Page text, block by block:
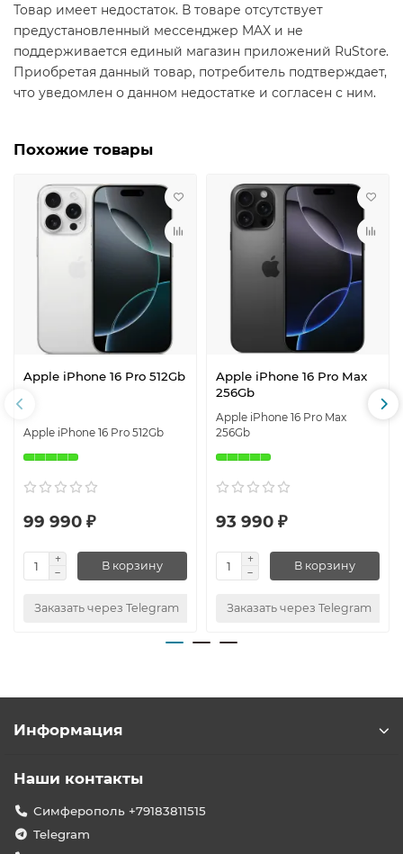
Товар имеет недостаток. В товаре отсутствует
предустановленный мессенджер MAX и не
поддерживается единый магазин приложений RuStore.
Приобретая данный товар, потребитель подтверждает,
что уведомлен о данном недостатке и согласен с ним.
Похожие товары
Apple iPhone 16 Pro 512Gb
Apple iPhone 16 Pro 512Gb
99 990 ₽
В корзину
Заказать через Telegram
Apple iPhone 16 Pro Max
256Gb
Apple iPhone 16 Pro Max
256Gb
93 990 ₽
В корзину
Заказать через Telegram
Информация
Наши контакты
Симферополь +79183811515
Telegram